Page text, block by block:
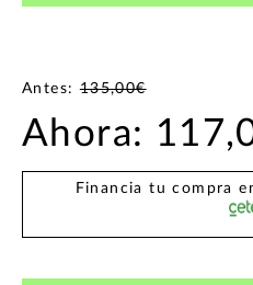
Antes:135,00€
Ahora:
Financia tu compra